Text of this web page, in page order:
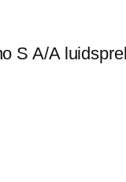
S A/A